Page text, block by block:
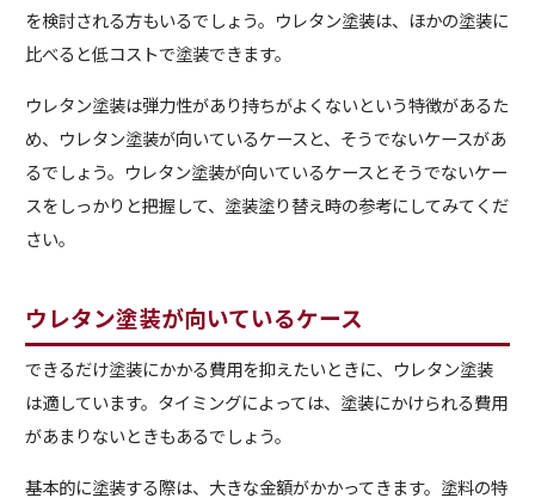
を検討される方もいるでしょう。ウレタン塗装は、ほかの塗装に
比べると低コストで塗装できます。
ウレタン塗装は弾力性があり持ちがよくないという特徴があるた
め、ウレタン塗装が向いているケースと、そうでないケースがあ
るでしょう。ウレタン塗装が向いているケースとそうでないケー
スをしっかりと把握して、塗装塗り替え時の参考にしてみてくだ
さい。
ウレタン塗装が向いているケース
できるだけ塗装にかかる費用を抑えたいときに、ウレタン塗装
は適しています。タイミングによっては、塗装にかけられる費用
があまりないときもあるでしょう。
基本的に塗装する際は、大きな金額がかかってきます。塗料の特